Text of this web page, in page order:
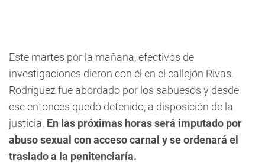
Este martes por la mañana, efectivos de
investigaciones dieron con él en el callejón Rivas.
Rodríguez fue abordado por los sabuesos y desde
ese entonces quedó detenido, a disposición de la
justicia. En las próximas horas será imputado por
abuso sexual con acceso carnal y se ordenará el
traslado a la penitenciaría.